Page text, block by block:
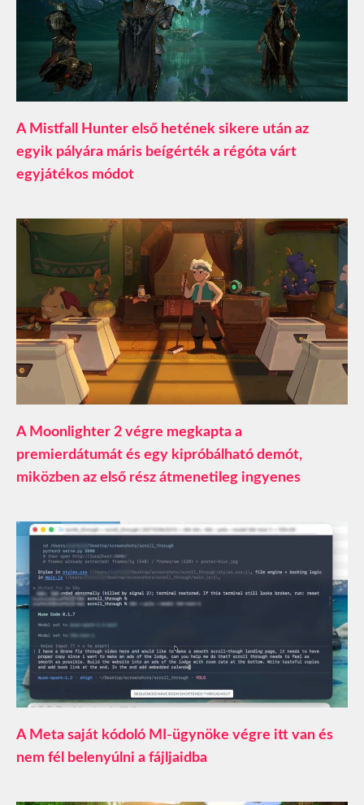
A Mistfall Hunter első hetének sikere után az
egyik pályára máris beígérték a régóta várt
egyjátékos módot
A Moonlighter 2 végre megkapta a
premierdátumát és egy kipróbálható demót,
miközben az első rész átmenetileg ingyenes
A Meta saját kódoló MI-ügynöke végre itt van és
nem fél belenyúlni a fájljaidba